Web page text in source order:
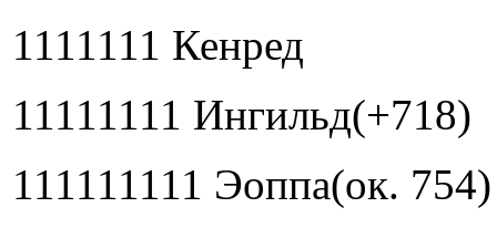
1111111 Кенред
11111111 Ингильд(+718)
111111111 Эоппа(ок. 754)